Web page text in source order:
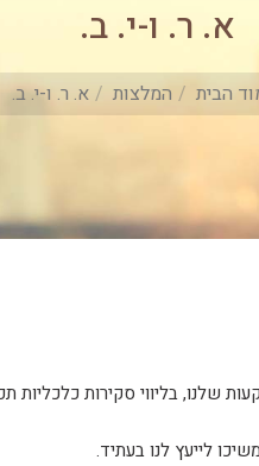
א. ר. ו-י. ב.
הבית המלצות א. ר. ו-י. ב.
שלנו, בליווי סקירות כלכליות
לייעץ לנו בעתיד.